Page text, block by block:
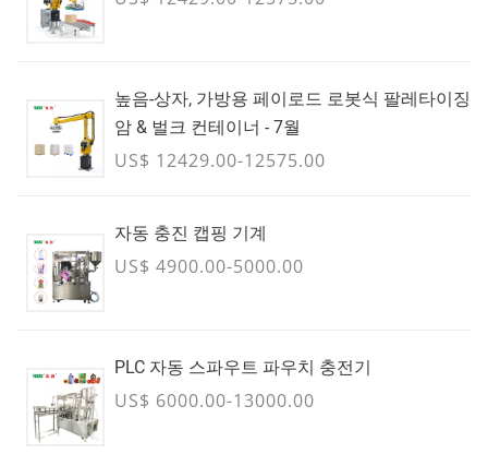
높음-상자, 가방용 페이로드 로봇식 팔레타이징
암 & 벌크 컨테이너 - 7월
US$ 12429.00-12575.00
자동 충진 캡핑 기계
US$ 4900.00-5000.00
PLC 자동 스파우트 파우치 충전기
US$ 6000.00-13000.00